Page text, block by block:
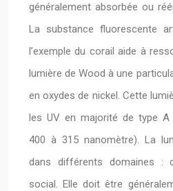
généralement absorbée ou
La substance fluorescente
l’exemple du corail aide à
lumière de Wood à une
en oxydes de nickel. Cette
les UV en majorité de type A
400 à 315 nanomètre). La
dans différents domaines :
social. Elle doit être